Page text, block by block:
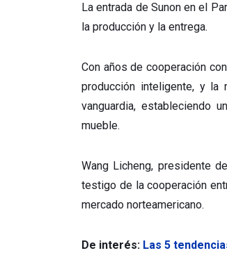
La entrada de Sunon en el
la producción y la entrega.
Con años de cooperación
producción inteligente, y la
vanguardia, estableciendo
mueble.
Wang Licheng, presidente
testigo de la cooperación
mercado norteamericano.
De interés: Las 5